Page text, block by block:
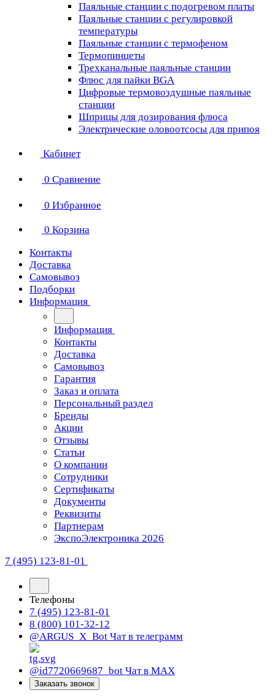
Паяльные станции с подогревом платы
Паяльные станции с регулировкой
температуры
Паяльные станции с термофеном
Термопинцеты
Трехканальные паяльные станции
Флюс для пайки BGA
Цифровые термовоздушные паяльные
станции
Шприцы для дозирования флюса
Электрические оловоотсосы для припоя
Кабинет
0 Сравнение
0 Избранное
0 Корзина
Контакты
Доставка
Самовывоз
Подборки
Информация
Информация
Контакты
Доставка
Самовывоз
Гарантия
Заказ и оплата
Персональный раздел
Бренды
Акции
Отзывы
Статьи
О компании
Сотрудники
Сертификаты
Документы
Реквизиты
Партнерам
ЭкспоЭлектроника 2026
7 (495) 123-81-01
Телефоны
7 (495) 123-81-01
8 (800) 101-32-12
@ARGUS_X_Bot Чат в телеграмм
@id7720669687_bot Чат в МАХ
Заказать звонок